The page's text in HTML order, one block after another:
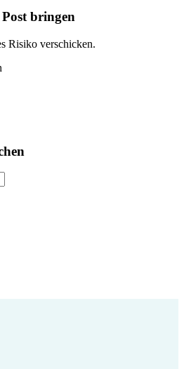
bringen
Risiko verschicken.